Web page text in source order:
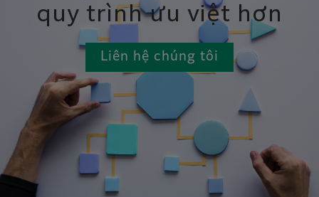
quy trình ưu việt hơn
Liên hệ chúng tôi